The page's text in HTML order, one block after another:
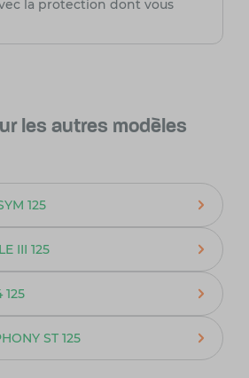
la protection dont vous
les autres modèles
125
III 125
125
ST 125